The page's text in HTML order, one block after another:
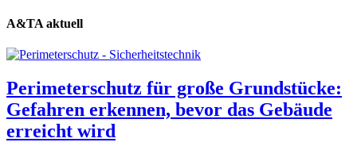
A&TA aktuell
Perimeterschutz für große Grundstücke:
Gefahren erkennen, bevor das Gebäude
erreicht wird